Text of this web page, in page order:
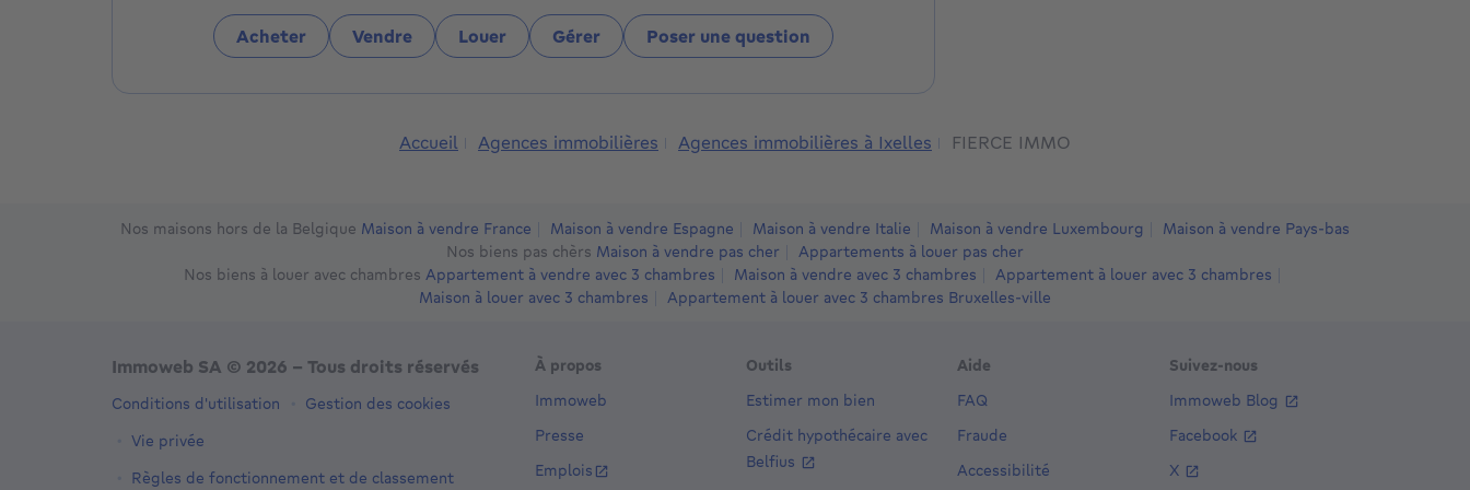
Acheter Vendre Louer Gérer Poser une question
Accueil Agences immobilières Agences immobilières à Ixelles FIERCE IMMO
Nos maisons hors de la Belgique Maison à vendre France Maison à vendre Espagne Maison à vendre Italie Maison à vendre Luxembourg
Maison à vendre Pays-bas
Nos biens pas chèrs Maison à vendre pas cher
Appartements à louer pas cher
Nos biens à louer avec chambres Appartement à vendre avec 3 chambres Maison à vendre avec 3 chambres
Appartement à louer avec 3 chambres
Maison à louer avec 3 chambres
Appartement à louer avec 3 chambres Bruxelles-ville
À propos
Immoweb
Presse
Emplois
Outils
Estimer mon bien
Crédit hypothécaire avec
Belfius
Aide
FAQ
Fraude
Accessibilité
Suivez-nous
Immoweb Blog
Facebook
X
Immoweb SA © 2026 - Tous droits réservés
Conditions d'utilisation
Gestion des cookies
Vie privée
Règles de fonctionnement et de classement